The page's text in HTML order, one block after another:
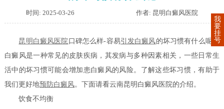
时间: 2025-03-26 作者: 昆明白癜风医院
昆明白癜风医院 口碑怎么样-容易引发白癜风的坏习惯有什么呢？
白癜风是一种常见的皮肤疾病，其发病与多种因素相关，一些日常生
活中的坏习惯可能会增加患白癜风的风险。了解这些坏习惯，有助于
我们更好地预防白癜风。下面请看云南昆明白癜风医院的介绍。
饮食不均衡
我
要
挂
号